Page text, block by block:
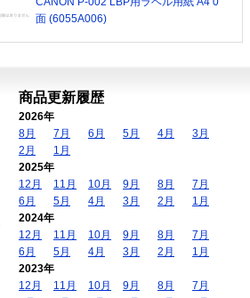
面 (6055A006)
商品更新履歴
2026年
8月
7月 6月 5月 4月
3月
2月
1月
2025年
12月
11月 10月 9月 8月
7月
6月
5月 4月 3月 2月
1月
2024年
12月
11月 10月 9月 8月
7月
6月
5月 4月 3月 2月
1月
2023年
12月
11月 10月 9月 8月
7月